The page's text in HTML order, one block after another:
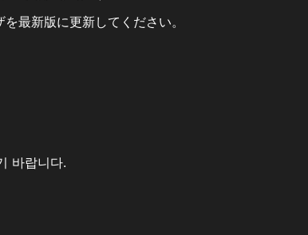
最新版に更新してください。
바랍니다.